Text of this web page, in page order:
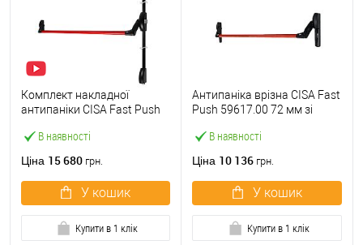
В наявності
Комплект накладної
антипаніки CISA Fast Push
точковий вверх-вниз
Ціна 15 680 грн.
У кошик
Купити в 1 клік
В наявності
Антипаніка врізна CISA Fast
Push 59617.00 72 мм зі
Ціна 10 136 грн.
У кошик
Купити в 1 клік